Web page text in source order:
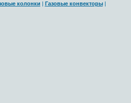
колонки | Газовые конвекторы|